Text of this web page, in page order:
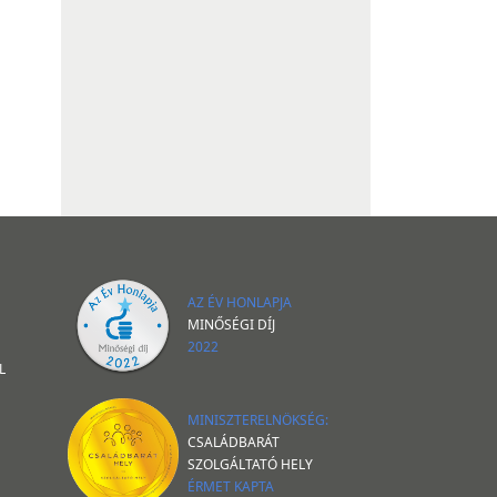
AZ ÉV HONLAPJA
MINŐSÉGI DÍJ
2022
MINISZTERELNÖKSÉG:
CSALÁDBARÁT
SZOLGÁLTATÓ HELY
ÉRMET KAPTA